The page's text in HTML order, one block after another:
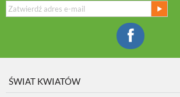
ŚWIAT KWIATÓW